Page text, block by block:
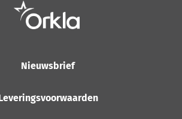
Nieuwsbrief